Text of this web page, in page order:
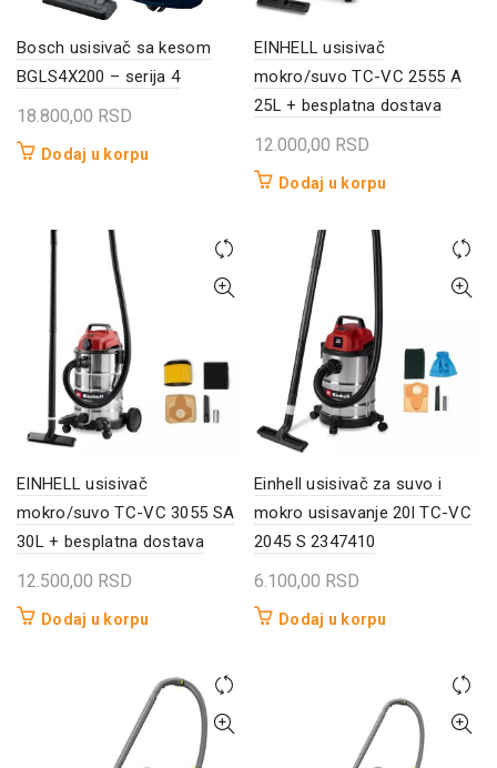
Bosch usisivač sa kesom
BGLS4X200 – serija 4
18.800,00 RSD
Dodaj u korpu
EINHELL usisivač
mokro/suvo TC-VC 2555 A
25L + besplatna dostava
12.000,00 RSD
Dodaj u korpu
EINHELL usisivač
mokro/suvo TC-VC 3055 SA
30L + besplatna dostava
12.500,00 RSD
Dodaj u korpu
Einhell usisivač za suvo i
mokro usisavanje 20l TC-VC
2045 S 2347410
6.100,00 RSD
Dodaj u korpu